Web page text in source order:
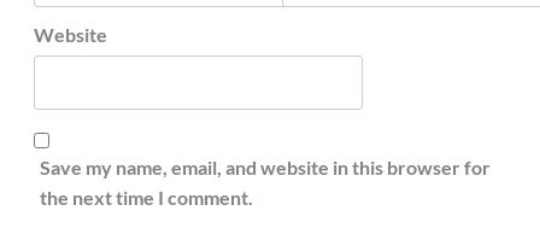
Website
Save my name, email, and website in this browser for
the next time I comment.